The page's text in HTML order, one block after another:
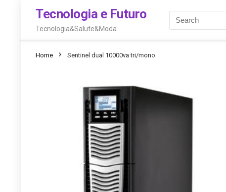
Tecnologia e Futuro
Tecnologia&Salute&Moda
Home Sentinel dual 10000va tri/mono